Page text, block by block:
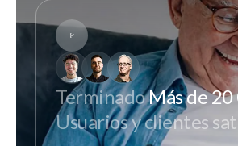
TerminadoMás de
Usuarios y clientes